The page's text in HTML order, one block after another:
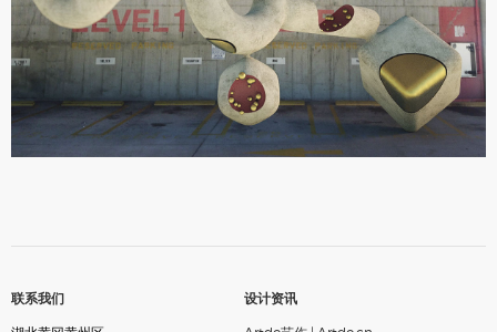
联系我们 设计资讯